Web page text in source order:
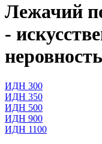
Лежачий
-
ИДН 300
ИДН 350
ИДН 500
ИДН 900
ИДН 1100